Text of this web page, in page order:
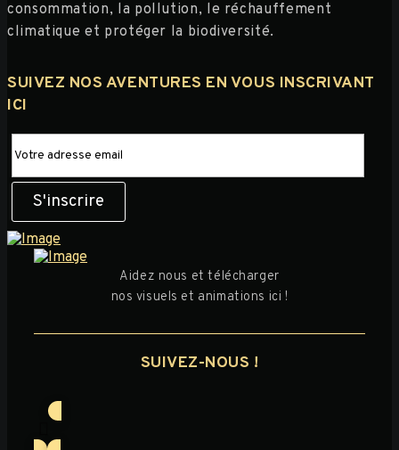
consommation, la pollution, le réchauffement
climatique et protéger la biodiversité.
SUIVEZ NOS AVENTURES EN VOUS INSCRIVANT
ICI
Aidez nous et télécharger
nos visuels et animations ici !
SUIVEZ-NOUS !